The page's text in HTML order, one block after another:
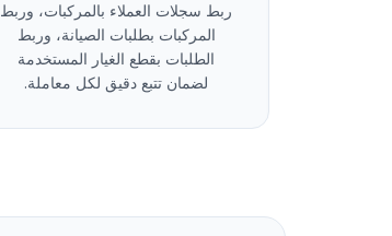
ربط سجلات العملاء بالمركبات، وربط
المركبات بطلبات الصيانة، وربط
الطلبات بقطع الغيار المستخدمة
لضمان تتبع دقيق لكل معاملة.